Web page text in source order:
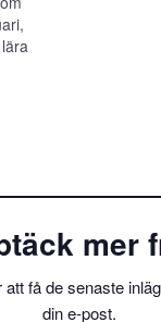
mer
att få de senaste
din e-post.